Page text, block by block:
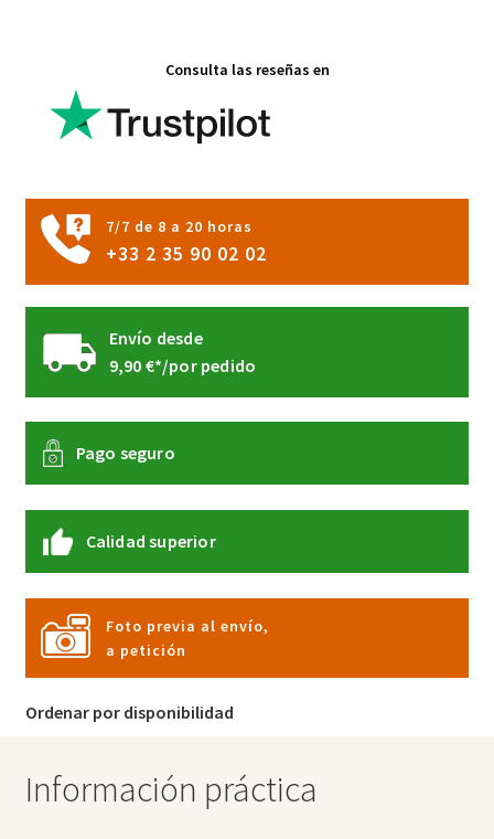
Consulta las reseñas en
7/7 de 8 a 20 horas
+33 2 35 90 02 02
Envío desde
9,90 €*/por pedido
Pago seguro
Calidad superior
Foto previa al envío,
a petición
Ordenar por disponibilidad
Información práctica